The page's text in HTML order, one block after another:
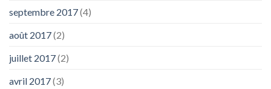
septembre 2017(4)
août 2017(2)
juillet 2017(2)
avril 2017(3)